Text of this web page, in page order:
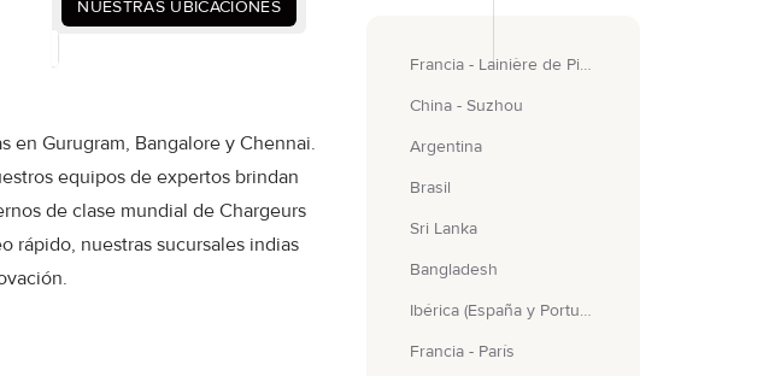
NUESTRAS UBICACIONES
en Gurugram, Bangalore y Chennai.
equipos de expertos brindan
de clase mundial de Chargeurs
rápido, nuestras sucursales indias
Francia - Lainière de Picardie
China - Suzhou
Argentina
Brasil
Sri Lanka
Bangladesh
Ibérica (España y Portugal)
Francia - París